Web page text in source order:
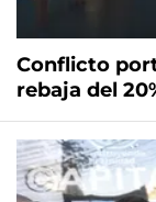
Conflicto
rebaja del